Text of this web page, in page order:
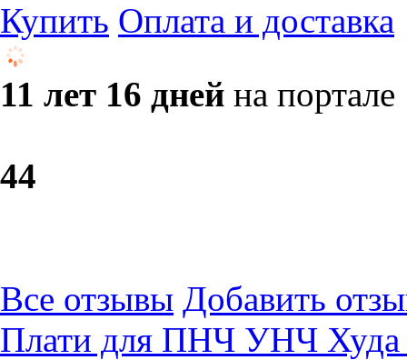
Купить Оплата и доставка
11 лет 16 дней на портале
44
Все отзывы Добавить
Плати для ПНЧ УНЧ Худа